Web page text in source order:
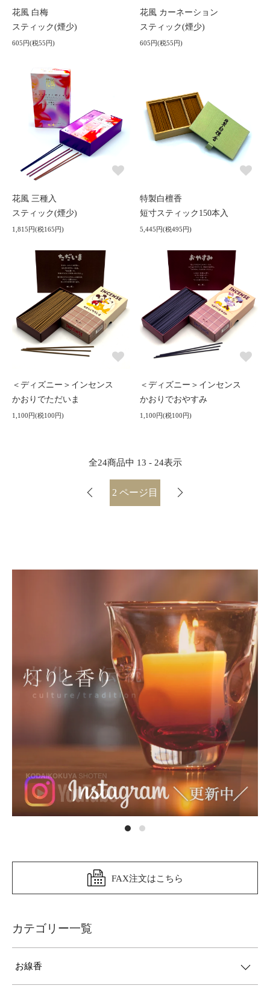
花風 白梅
スティック(煙少)
605円(税55円)
花風 カーネーション
スティック(煙少)
605円(税55円)
花風 三種入
スティック(煙少)
1,815円(税165円)
特製白檀香
短寸スティック150本入
5,445円(税495円)
＜ディズニー＞インセンス
かおりでただいま
1,100円(税100円)
＜ディズニー＞インセンス
かおりでおやすみ
1,100円(税100円)
全24商品中 13 - 24表示
2 ページ目
FAX注文はこちら
カテゴリー一覧
お線香